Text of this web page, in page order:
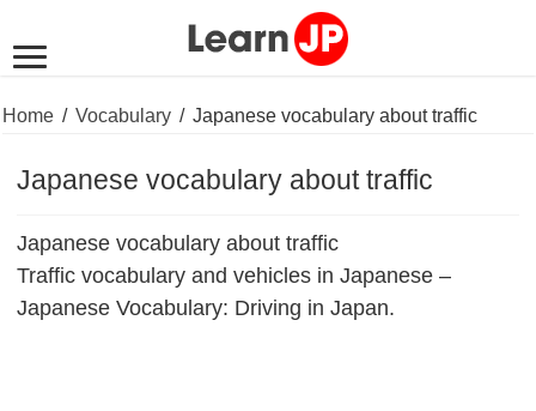
Home / Vocabulary / Japanese vocabulary about traffic
Japanese vocabulary about traffic
Japanese vocabulary about traffic
Traffic vocabulary and vehicles in Japanese –
Japanese Vocabulary: Driving in Japan.